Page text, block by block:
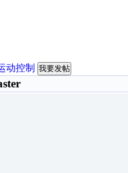
动控制 我要发帖